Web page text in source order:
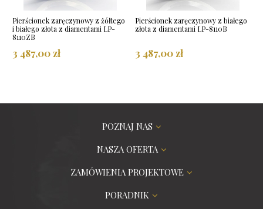
Pierścionek zaręczynowy z żółtego
i białego złota z diamentami LP-
8110ZB
3 487,00 zł
Pierścionek zaręczynowy z białego
złota z diamentami LP-8110B
3 487,00 zł
POZNAJ NAS
NASZA OFERTA
ZAMÓWIENIA PROJEKTOWE
PORADNIK